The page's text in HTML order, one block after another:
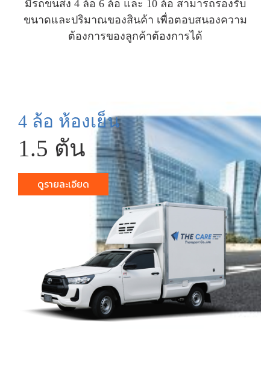
มีรถขนส่ง 4 ล้อ 6 ล้อ และ 10 ล้อ สามารถรองรับ
ขนาดและปริมาณของสินค้า เพื่อตอบสนองความ
ต้องการของลูกค้าต้องการได้
4 ล้อ ห้องเย็น
1.5 ตัน
ดูรายละเอียด